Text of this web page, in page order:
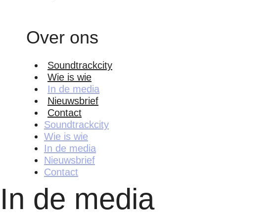
Over ons
Soundtrackcity
Wie is wie
In de media
Nieuwsbrief
Contact
Soundtrackcity
Wie is wie
In de media
Nieuwsbrief
Contact
In de media